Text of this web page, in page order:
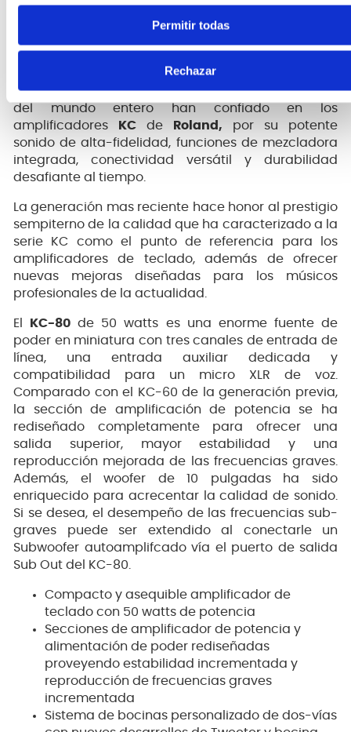
Permitir todas
Rechazar
con esta función, además, es ideal para ser usado
como sustain en un teclado Roland.
VALIOSO EN TODO MOMENTO
A lo largo de mas de dos décadas, los tecladistas
del mundo entero han confiado en los
amplificadores KC de Roland, por su potente
sonido de alta-fidelidad, funciones de mezcladora
integrada, conectividad versátil y durabilidad
desafiante al tiempo.
La generación mas reciente hace honor al prestigio
sempiterno de la calidad que ha caracterizado a la
serie KC como el punto de referencia para los
amplificadores de teclado, además de ofrecer
nuevas mejoras diseñadas para los músicos
profesionales de la actualidad.
El KC-80 de 50 watts es una enorme fuente de
poder en miniatura con tres canales de entrada de
línea, una entrada auxiliar dedicada y
compatibilidad para un micro XLR de voz.
Comparado con el KC-60 de la generación previa,
la sección de amplificación de potencia se ha
rediseñado completamente para ofrecer una
salida superior, mayor estabilidad y una
reproducción mejorada de las frecuencias graves.
Además, el woofer de 10 pulgadas ha sido
enriquecido para acrecentar la calidad de sonido.
Si se desea, el desempeño de las frecuencias sub-
graves puede ser extendido al conectarle un
Subwoofer autoamplifcado vía el puerto de salida
Sub Out del KC-80.
Compacto y asequible amplificador de
teclado con 50 watts de potencia
Secciones de amplificador de potencia y
alimentación de poder rediseñadas
proveyendo estabilidad incrementada y
reproducción de frecuencias graves
incrementada
Sistema de bocinas personalizado de dos-vías